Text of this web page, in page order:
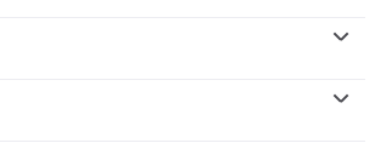
ihre Währungen zu stärken. 2022
Wert von rund 70 Milliarden US-Dollar